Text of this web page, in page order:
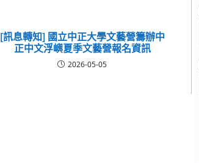
[訊息轉知] 國立中正大學文藝營籌辦中
正中文浮嶼夏季文藝營報名資訊
2026-05-05